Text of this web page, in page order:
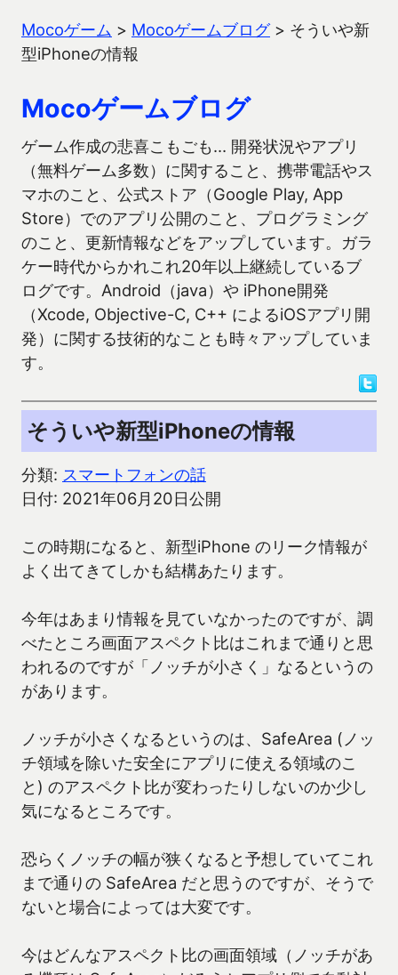
Mocoゲーム > Mocoゲームブログ> そういや新
型iPhoneの情報
Mocoゲームブログ
ゲーム作成の悲喜こもごも… 開発状況やアプリ
（無料ゲーム多数）に関すること、携帯電話やス
マホのこと、公式ストア（Google Play, App
Store）でのアプリ公開のこと、プログラミング
のこと、更新情報などをアップしています。ガラ
ケー時代からかれこれ20年以上継続しているブ
ログです。Android（java）や iPhone開発
（Xcode, Objective-C, C++ によるiOSアプリ開
発）に関する技術的なことも時々アップしていま
す。
そういや新型iPhoneの情報
分類: スマートフォンの話
日付: 2021年06月20日公開
この時期になると、新型iPhone のリーク情報が
よく出てきてしかも結構あたります。
今年はあまり情報を見ていなかったのですが、調
べたところ画面アスペクト比はこれまで通りと思
われるのですが「ノッチが小さく」なるというの
があります。
ノッチが小さくなるというのは、SafeArea (ノッ
チ領域を除いた安全にアプリに使える領域のこ
と) のアスペクト比が変わったりしないのか少し
気になるところです。
恐らくノッチの幅が狭くなると予想していてこれ
まで通りの SafeArea だと思うのですが、そうで
ないと場合によっては大変です。
今はどんなアスペクト比の画面領域（ノッチがあ